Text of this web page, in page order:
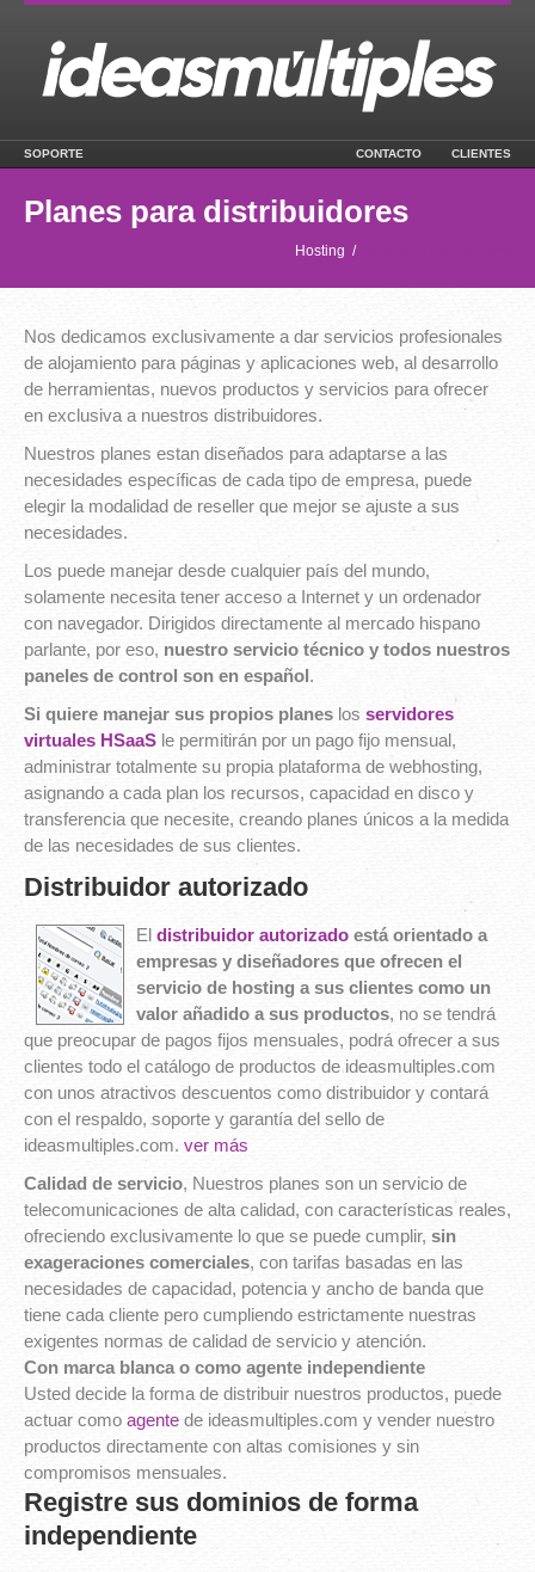
SOPORTE CONTACTO CLIENTES
Planes para distribuidores
Hosting /
Nos dedicamos exclusivamente a dar servicios profesionales
de alojamiento para páginas y aplicaciones web, al desarrollo
de herramientas, nuevos productos y servicios para ofrecer
en exclusiva a nuestros distribuidores.
Nuestros planes estan diseñados para adaptarse a las
necesidades específicas de cada tipo de empresa, puede
elegir la modalidad de reseller que mejor se ajuste a sus
necesidades.
Los puede manejar desde cualquier país del mundo,
solamente necesita tener acceso a Internet y un ordenador
con navegador. Dirigidos directamente al mercado hispano
parlante, por eso, nuestro servicio técnico y todos nuestros
paneles de control son en español.
Si quiere manejar sus propios planes los servidores
virtuales HSaaS le permitirán por un pago fijo mensual,
administrar totalmente su propia plataforma de webhosting,
asignando a cada plan los recursos, capacidad en disco y
transferencia que necesite, creando planes únicos a la medida
de las necesidades de sus clientes.
Distribuidor autorizado
El distribuidor autorizado está orientado a
empresas y diseñadores que ofrecen el
servicio de hosting a sus clientes como un
valor añadido a sus productos, no se tendrá
que preocupar de pagos fijos mensuales, podrá ofrecer a sus
clientes todo el catálogo de productos de ideasmultiples.com
con unos atractivos descuentos como distribuidor y contará
con el respaldo, soporte y garantía del sello de
ideasmultiples.com. ver más
Calidad de servicio, Nuestros planes son un servicio de
telecomunicaciones de alta calidad, con características reales,
ofreciendo exclusivamente lo que se puede cumplir, sin
exageraciones comerciales, con tarifas basadas en las
necesidades de capacidad, potencia y ancho de banda que
tiene cada cliente pero cumpliendo estrictamente nuestras
exigentes normas de calidad de servicio y atención.
Con marca blanca o como agente independiente
Usted decide la forma de distribuir nuestros productos, puede
actuar como agente de ideasmultiples.com y vender nuestro
productos directamente con altas comisiones y sin
compromisos mensuales.
Registre sus dominios de forma
independiente